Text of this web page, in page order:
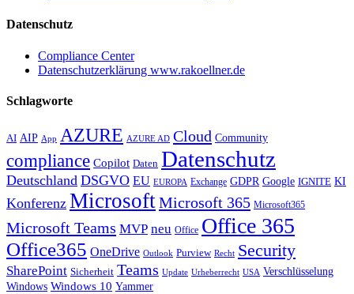
Datenschutz
Compliance Center
Datenschutzerklärung www.rakoellner.de
Schlagworte
AI AIP App AZURE AZURE AD Cloud Community
compliance Copilot Daten Datenschutz
Deutschland DSGVO EU EUROPA Exchange GDPR Google IGNITE KI
Konferenz MicrosoftMicrosoft 365 Microsoft365
Microsoft Teams MVP neu Office Office 365
Office365 OneDrive Outlook Purview Recht Security
SharePoint Sicherheit Teams Update Urheberrecht USA Verschlüsselung
Windows Windows 10 Yammer